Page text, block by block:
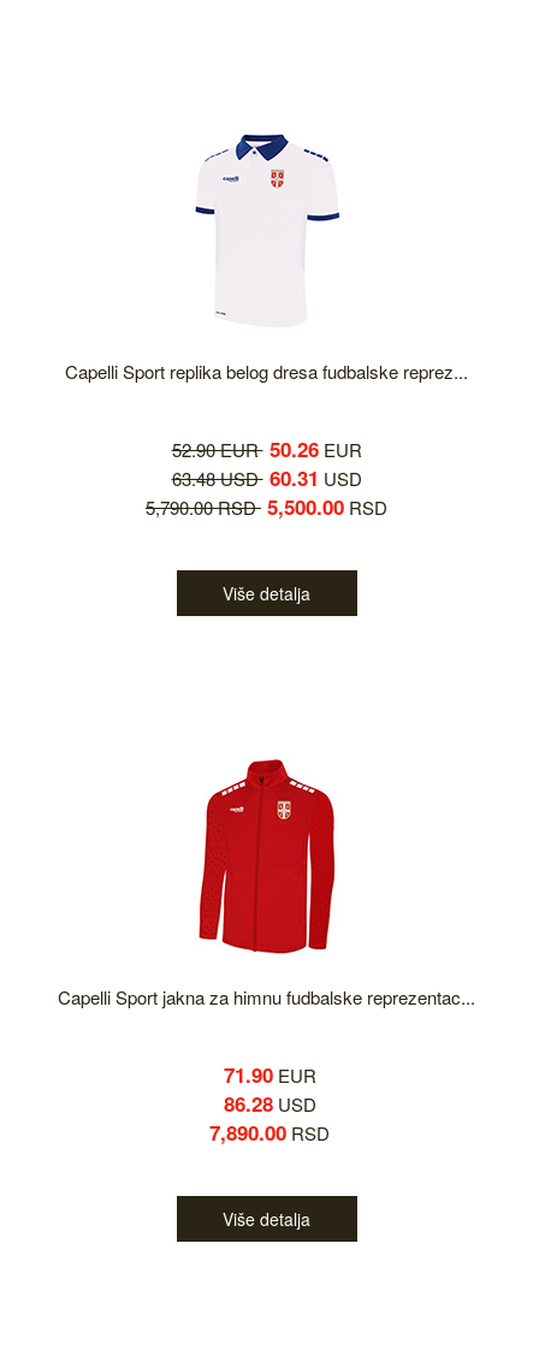
Capelli Sport replika belog dresa fudbalske reprez...
52.90 EUR 50.26EUR
63.48 USD 60.31 USD
5,790.00 RSD 5,500.00 RSD
Više detalja
Capelli Sport jakna za himnu fudbalske reprezentac...
71.90EUR
86.28USD
7,890.00 RSD
Više detalja